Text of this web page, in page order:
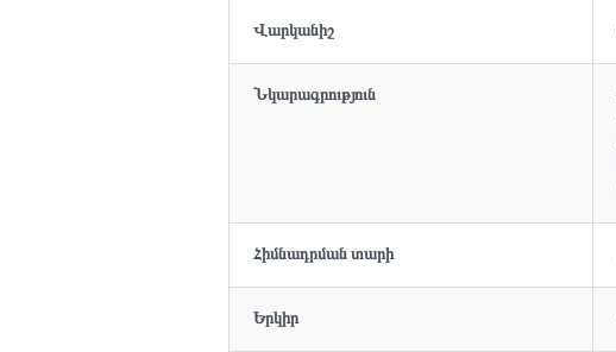
Վարկանիշ
Նկարագրություն
Հիմնադրման տարի
Երկիր